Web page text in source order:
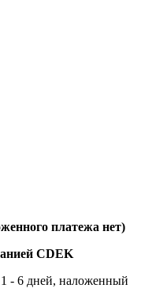
платежа нет)
CDEK
1 - 6 дней, наложенный